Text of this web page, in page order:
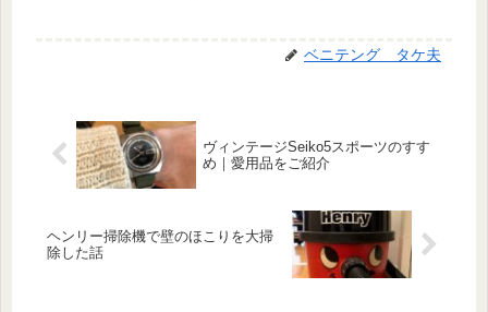
ベニテング タケ夫
ヴィンテージSeiko5スポーツのすす
め｜愛用品をご紹介
ヘンリー掃除機で壁のほこりを大掃
除した話